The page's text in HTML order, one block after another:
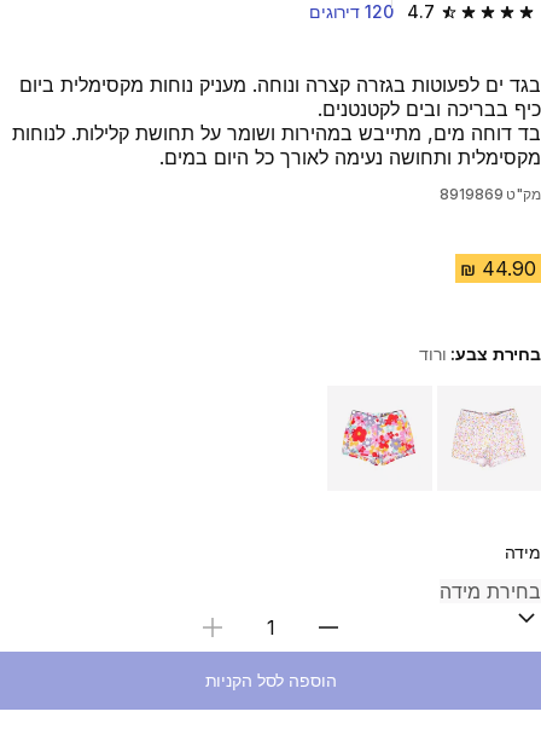
4.7 4.7 out of 5 stars from 120 reviews 120 דירוגים
בגד ים לפעוטות בגזרה קצרה ונוחה. מעניק נוחות מקסימלית ביום
כיף בבריכה ובים לקטנטנים.
בד דוחה מים, מתייבש במהירות ושומר על תחושת קלילות. לנוחות
מקסימלית ותחושה נעימה לאורך כל היום במים.
מק"ט 8919869
בחירת צבע: ורוד
מידה
בחירת כמות
הוספה לסל הקניות